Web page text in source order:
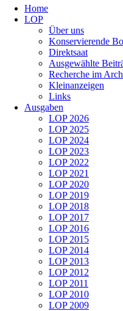
überspringen
Home
LOP
Über uns
Konservierende
Direktsaat
Ausgewählte
Recherche im
Kleinanzeigen
Links
Ausgaben
LOP 2026
LOP 2025
LOP 2024
LOP 2023
LOP 2022
LOP 2021
LOP 2020
LOP 2019
LOP 2018
LOP 2017
LOP 2016
LOP 2015
LOP 2014
LOP 2013
LOP 2012
LOP 2011
LOP 2010
LOP 2009